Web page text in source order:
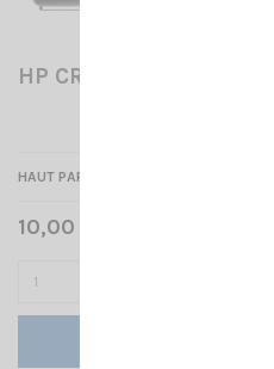
HP CRT 1-E
HAUT PARLEUR EXTERNE
10,00 € TTC